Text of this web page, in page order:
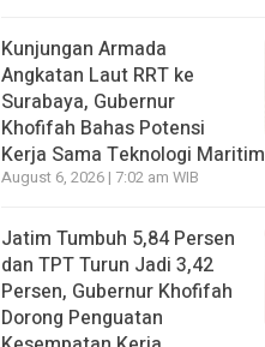
Kunjungan Armada
Angkatan Laut RRT ke
Surabaya, Gubernur
Khofifah Bahas Potensi
Kerja Sama Teknologi Maritim
August 6, 2026 | 7:02 am WIB
Jatim Tumbuh 5,84 Persen
dan TPT Turun Jadi 3,42
Persen, Gubernur Khofifah
Dorong Penguatan